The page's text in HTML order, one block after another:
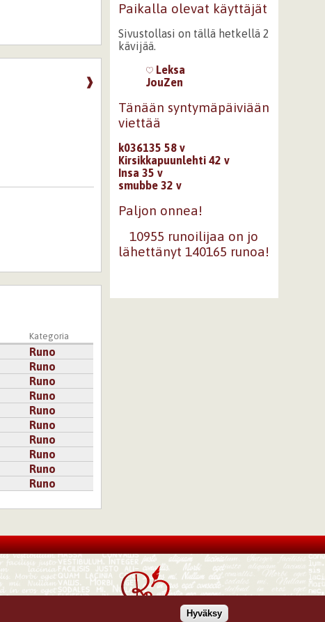
❱
Kategoria
Runo
Runo
Runo
Runo
Runo
Runo
Runo
Runo
Runo
Runo
Paikalla olevat käyttäjät
Sivustollasi on tällä hetkellä 2
kävijää.
Leksa
JouZen
Tänään syntymäpäiviään
viettää
k036135 58 v
Kirsikkapuunlehti 42 v
Insa 35 v
smubbe 32 v
Paljon onnea!
10955 runoilijaa on jo
lähettänyt 140165 runoa!
Hyväksy